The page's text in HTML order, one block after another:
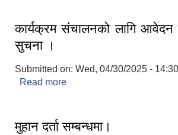
कार्यक्रम संचालनको लागि आवेदन
सुचना ।
Submitted on: Wed, 04/30/2025 - 14:30
Read more
मुहान दर्ता सम्बन्धमा।